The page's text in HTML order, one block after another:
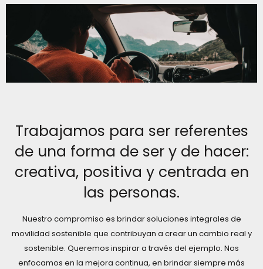
Trabajamos para ser referentes
de una forma de ser y de hacer:
creativa, positiva y centrada en
las personas.
Nuestro compromiso es brindar soluciones integrales de
movilidad sostenible que contribuyan a crear un cambio real y
sostenible. Queremos inspirar a través del ejemplo. Nos
enfocamos en la mejora continua, en brindar siempre más